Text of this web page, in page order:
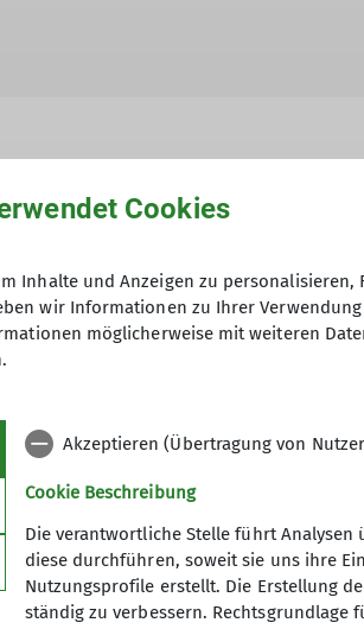
einverstanden, dass meine
verarbeitet und genutzt
sind Pflichtfelder
Cookies
Inhalte und Anzeigen zu
wir Informationen zu Ihrer
möglicherweise mit weiteren
Akzeptieren (Übertragung von
Cookie Beschreibung
Die verantwortliche Stelle führt
diese durchführen, soweit sie uns ihre
Nutzungsprofile erstellt. Die Erstellung
ständig zu verbessern. Rechtsgrundlage